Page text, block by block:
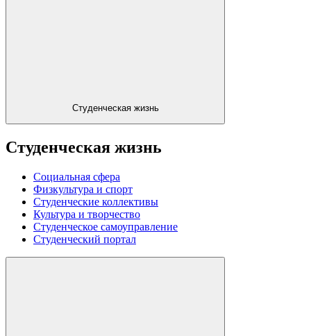
Студенческая жизнь
Студенческая жизнь
Социальная сфера
Физкультура и спорт
Студенческие коллективы
Культура и творчество
Студенческое самоуправление
Студенческий портал